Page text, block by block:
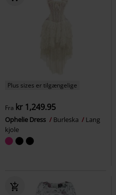
Plus sizes er tilgængelige
Fra kr 1,249.95
Ophelie Dress Burleska
Lang
kjole